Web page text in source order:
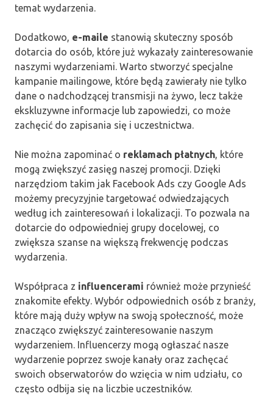
temat wydarzenia.
Dodatkowo, e-maile stanowią skuteczny sposób
dotarcia do osób, które już wykazały zainteresowanie
naszymi wydarzeniami. Warto stworzyć specjalne
kampanie mailingowe, które będą zawierały nie tylko
dane o nadchodzącej transmisji na żywo, lecz także
ekskluzywne informacje lub zapowiedzi, co może
zachęcić do zapisania się i uczestnictwa.
Nie można zapominać o reklamach płatnych, które
mogą zwiększyć zasięg naszej promocji. Dzięki
narzędziom takim jak Facebook Ads czy Google Ads
możemy precyzyjnie targetować odwiedzających
według ich zainteresowań i lokalizacji. To pozwala na
dotarcie do odpowiedniej grupy docelowej, co
zwiększa szanse na większą frekwencję podczas
wydarzenia.
Współpraca z influencerami również może przynieść
znakomite efekty. Wybór odpowiednich osób z branży,
które mają duży wpływ na swoją społeczność, może
znacząco zwiększyć zainteresowanie naszym
wydarzeniem. Influencerzy mogą ogłaszać nasze
wydarzenie poprzez swoje kanały oraz zachęcać
swoich obserwatorów do wzięcia w nim udziału, co
często odbija się na liczbie uczestników.